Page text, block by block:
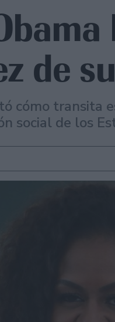
de
cómo transita
social de los